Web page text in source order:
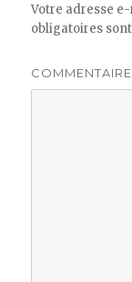
Votre adresse
obligatoires
COMMENTAIRE